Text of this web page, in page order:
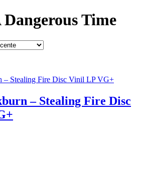
Time
– Stealing Fire Disc